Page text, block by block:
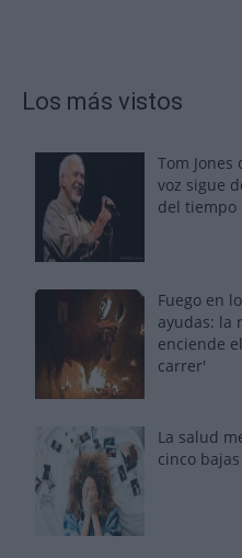
Los más vistos
Tom
voz sigue
del tiempo
Fuego en
ayudas: la
enciende
carrer'
La salud
cinco